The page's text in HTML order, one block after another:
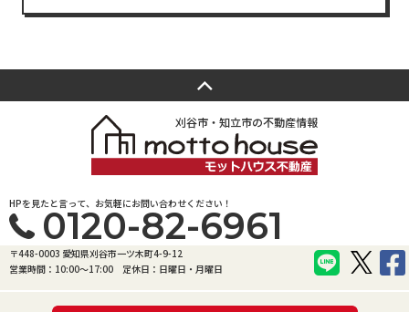
刈谷市・知立市の不動産情報
HPを見たと言って、お気軽にお問い合わせください！
0120-82-6961
〒448-0003 愛知県刈谷市一ツ木町4-9-12
営業時間：10:00〜17:00
定休日：日曜日・月曜日